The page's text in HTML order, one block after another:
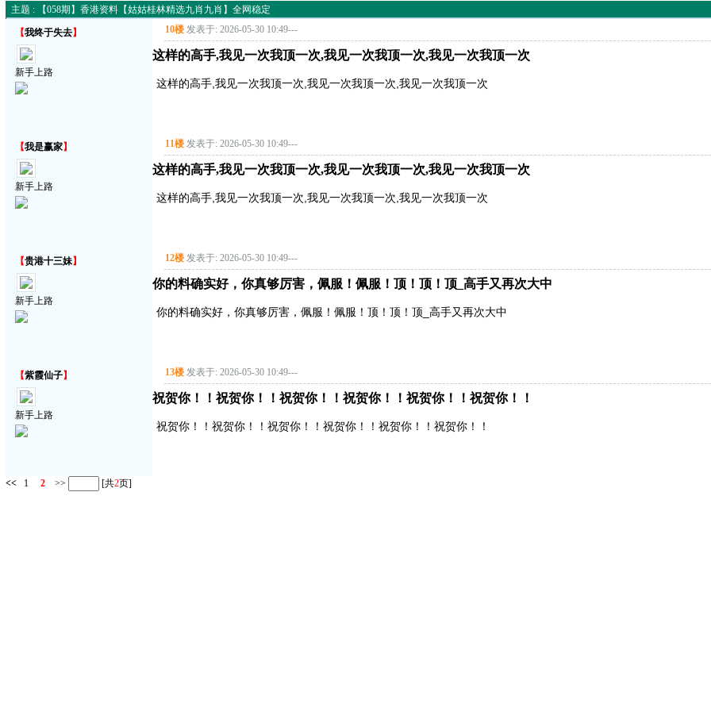
主题 : 【058期】香港资料【姑姑桂林精选九肖九肖】全网稳定
【我终于失去】
新手上路
10楼 发表于: 2026-05-30 10:49---
这样的高手,我见一次我顶一次,我见一次我顶一次,我见一次我顶一次
这样的高手,我见一次我顶一次,我见一次我顶一次,我见一次我顶一次
【我是赢家】
新手上路
11楼 发表于: 2026-05-30 10:49---
这样的高手,我见一次我顶一次,我见一次我顶一次,我见一次我顶一次
这样的高手,我见一次我顶一次,我见一次我顶一次,我见一次我顶一次
【贵港十三妹】
新手上路
12楼 发表于: 2026-05-30 10:49---
你的料确实好，你真够厉害，佩服！佩服！顶！顶！顶_高手又再次大中
你的料确实好，你真够厉害，佩服！佩服！顶！顶！顶_高手又再次大中
【紫霞仙子】
新手上路
13楼 发表于: 2026-05-30 10:49---
祝贺你！！祝贺你！！祝贺你！！祝贺你！！祝贺你！！祝贺你！！
祝贺你！！祝贺你！！祝贺你！！祝贺你！！祝贺你！！祝贺你！！
<< 1 2 >> [共2页]